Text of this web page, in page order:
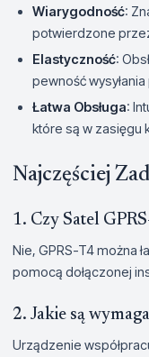
Wiarygodność:
potwierdzone
Elastyczność:
pewność
Łatwa Obsługa:
które są w zasięgu
Najczęściej
1. Czy Satel
Nie, GPRS-T4 można
pomocą dołączonej
2. Jakie są
Urządzenie